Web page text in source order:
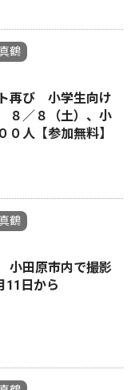
鶴
再び 小学生向け
８／８（土）、小
０人【参加無料】
鶴
小田原市内で撮影
11日から